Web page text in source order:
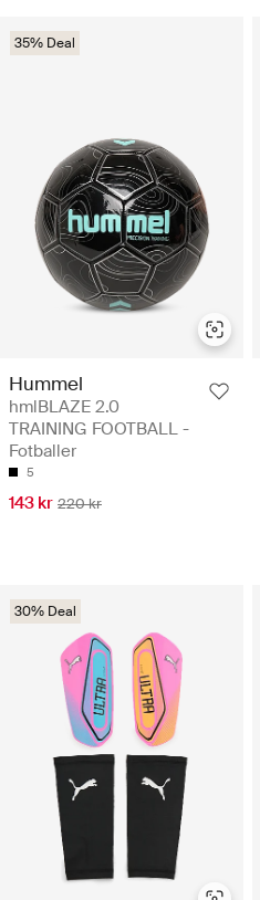
35% Deal
Hummel
hmlBLAZE 2.0
TRAINING FOOTBALL -
Fotballer
5
143 kr 220 kr
30% Deal